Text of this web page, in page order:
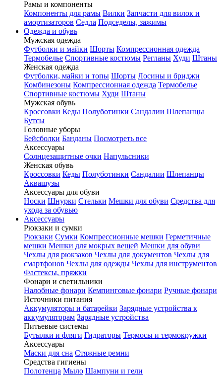
Рамы и компоненты
Компоненты для рамы Вилки Запчасти для вилок и
амортизаторов Седла Подседелы, зажимы
Одежда и обувь
Мужская одежда
Футболки и майки Шорты Компрессионная одежда
Термобелье Спортивные костюмы Регланы Худи Штаны
Женская одежда
Футболки, майки и топы Шорты Лосины и бриджи
Комбинезоны Компрессионная одежда Термобелье
Спортивные костюмы Худи Штаны
Мужская обувь
Кроссовки Кеды Полуботинки Сандалии Шлепанцы
Бутсы
Головные уборы
Бейсболки Банданы Посмотреть все
Аксессуары
Солнцезащитные очки Напульсники
Женская обувь
Кроссовки Кеды Полуботинки Сандалии Шлепанцы
Аквашузы
Аксессуары для обуви
Носки Шнурки Стельки Мешки для обуви Средства для
ухода за обувью
Аксессуары
Рюкзаки и сумки
Рюкзаки Сумки Компрессионные мешки Герметичные
мешки Мешки для мокрых вещей Мешки для обуви
Чехлы для рюкзаков Чехлы для документов Чехлы для
смартфонов Чехлы для одежды Чехлы для инструментов
Фастексы, пряжки
Фонари и светильники
Налобные фонари Кемпинговые фонари Ручные фонари
Источники питания
Аккумуляторы и батарейки Зарядные устройства к
аккумуляторам Зарядные устройства
Питьевые системы
Бутылки и фляги Гидраторы Термосы и термокружки
Аксессуары
Маски для сна Стяжные ремни
Средства гигиены
Полотенца Мыло Шампуни и гели